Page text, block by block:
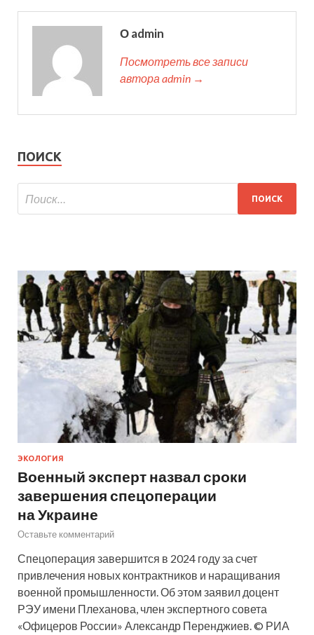
О admin
Посмотреть все записи
автора admin →
ПОИСК
ЭКОЛОГИЯ
Военный эксперт назвал сроки
завершения спецоперации
на Украине
Оставьте комментарий
Спецоперация завершится в 2024 году за счет
привлечения новых контрактников и наращивания
военной промышленности. Об этом заявил доцент
РЭУ имени Плеханова, член экспертного совета
«Офицеров России» Александр Перенджиев. © РИА